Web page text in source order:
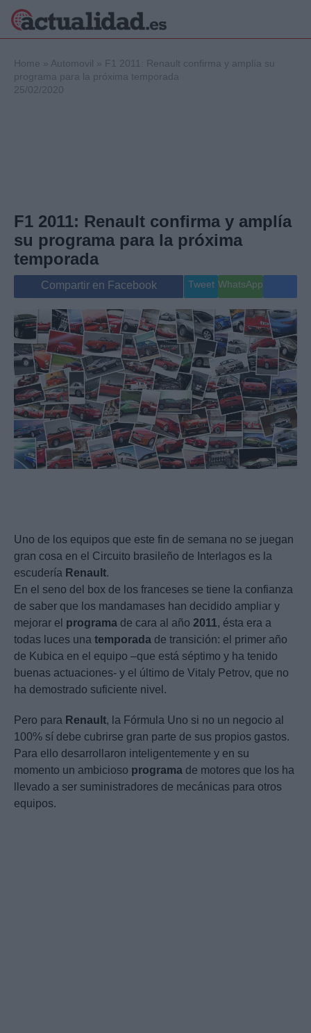
Internacional
Viajes
Gente
Musica
Home » Automovil » F1 2011: Renault confirma y amplía su
programa para la próxima temporada
25/02/2020
F1 2011: Renault confirma y amplía
su programa para la próxima
temporada
Compartir en Facebook Tweet WhatsApp
Uno de los equipos que este fin de semana no se juegan
gran cosa en el Circuito brasileño de Interlagos es la
escudería Renault.
En el seno del box de los franceses se tiene la confianza
de saber que los mandamases han decidido ampliar y
mejorar el programa de cara al año 2011, ésta era a
todas luces una temporada de transición: el primer año
de Kubica en el equipo –que está séptimo y ha tenido
buenas actuaciones- y el último de Vitaly Petrov, que no
ha demostrado suficiente nivel.
Pero para Renault, la Fórmula Uno si no un negocio al
100% sí debe cubrirse gran parte de sus propios gastos.
Para ello desarrollaron inteligentemente y en su
momento un ambicioso programa de motores que los ha
llevado a ser suministradores de mecánicas para otros
equipos.